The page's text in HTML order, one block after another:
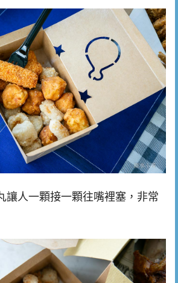
讓人一顆接一顆往嘴裡塞，非常